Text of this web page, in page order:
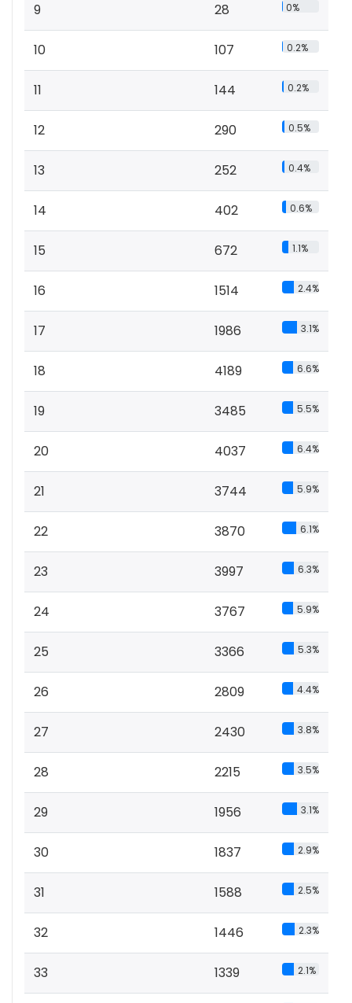
9 28 0%
10 107 0.2%
11 144 0.2%
12 290 0.5%
13 252 0.4%
14 402 0.6%
15 672 1.1%
16 1514 2.4%
17 1986 3.1%
18 4189 6.6%
19 3485 5.5%
20 4037 6.4%
21 3744 5.9%
22 3870 6.1%
23 3997 6.3%
24 3767 5.9%
25 3366 5.3%
26 2809 4.4%
27 2430 3.8%
28 2215 3.5%
29 1956 3.1%
30 1837 2.9%
31 1588 2.5%
32 1446 2.3%
33 1339 2.1%